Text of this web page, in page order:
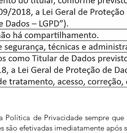
Política de Privacidade sempre que
são efetivadas imediatamente após